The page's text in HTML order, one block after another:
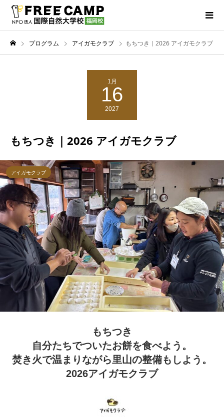
プログラム アイガモクラブ もちつき｜2026 アイガモクラブ
1月
16
2027
もちつき｜2026 アイガモクラブ
アイガモクラブ
もちつき
自分たちでついたお餅を食べよう。
焚き火で温まりながら里山の整備もしよう。
2026アイガモクラブ